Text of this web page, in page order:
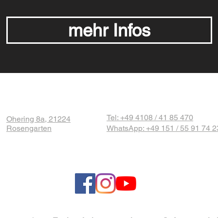
mehr Infos
Ohering 8a, 21224
Rosengarten
Tel: +49 4108 / 41 85 470
WhatsApp: +49 151 / 55 91 74